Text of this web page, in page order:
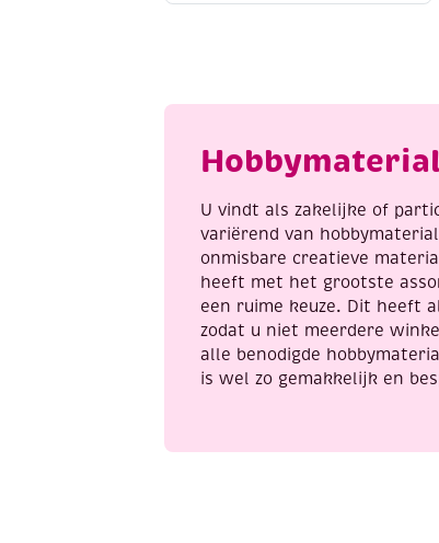
cm
U vindt als zakelijke of
variërend van
onmisbare creatieve
heeft met het grootste
een ruime keuze. Dit heeft
zodat u niet meerdere
alle benodigde
is wel zo gemakkelijk en